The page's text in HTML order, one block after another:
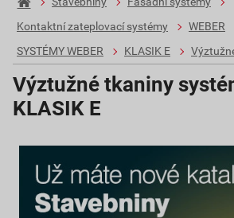
Kontaktní zateplovací systémy
WEBER
SYSTÉMY WEBER
KLASIK E
Výztužné tkaniny
KLASIK E